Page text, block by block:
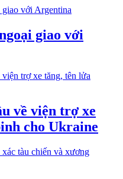
giao với
về viện trợ xe
cho Ukraine